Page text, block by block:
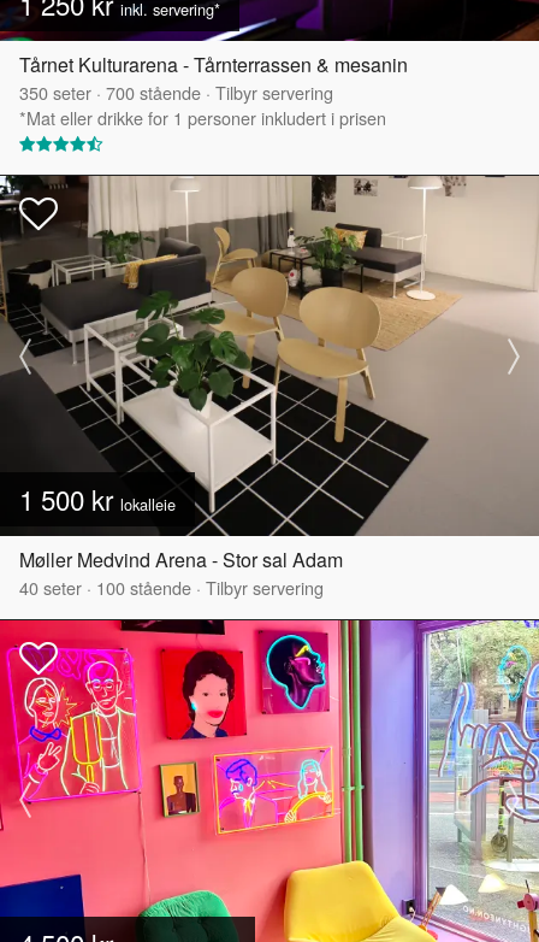
inkl. servering*
Tårnet Kulturarena - Tårnterrassen & mesanin
350seter · 700stående · Tilbyr servering
*Mat eller drikke for 1 personer inkludert i prisen
1 500 kr lokalleie
Møller Medvind Arena - Stor sal Adam
40seter · 100stående · Tilbyr servering